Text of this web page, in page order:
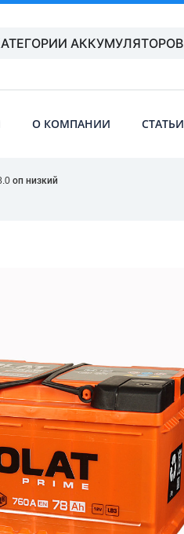
АККУМУЛЯТОРОВ
О КОМПАНИИ СТАТЬИ
оп низкий